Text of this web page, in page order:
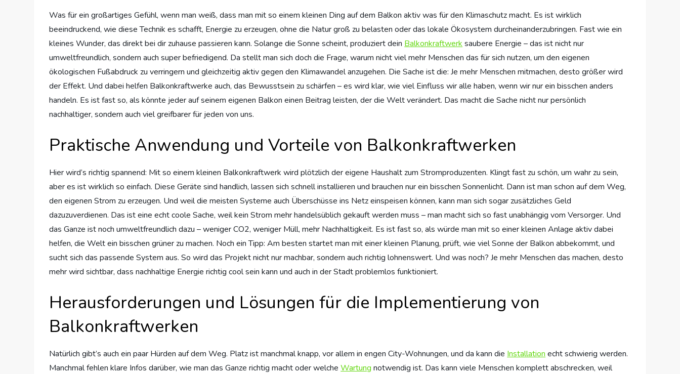
Was für ein großartiges Gefühl, wenn man weiß, dass man mit so einem kleinen Ding auf dem Balkon aktiv was für den Klimaschutz macht. Es ist wirklich
beeindruckend, wie diese Technik es schafft, Energie zu erzeugen, ohne die Natur groß zu belasten oder das lokale Ökosystem durcheinanderzubringen. Fast wie ein
kleines Wunder, das direkt bei dir zuhause passieren kann. Solange die Sonne scheint, produziert dein Balkonkraftwerk saubere Energie – das ist nicht nur
umweltfreundlich, sondern auch super befriedigend. Da stellt man sich doch die Frage, warum nicht viel mehr Menschen das für sich nutzen, um den eigenen
ökologischen Fußabdruck zu verringern und gleichzeitig aktiv gegen den Klimawandel anzugehen. Die Sache ist die: Je mehr Menschen mitmachen, desto größer wird
der Effekt. Und dabei helfen Balkonkraftwerke auch, das Bewusstsein zu schärfen – es wird klar, wie viel Einfluss wir alle haben, wenn wir nur ein bisschen anders
handeln. Es ist fast so, als könnte jeder auf seinem eigenen Balkon einen Beitrag leisten, der die Welt verändert. Das macht die Sache nicht nur persönlich
nachhaltiger, sondern auch viel greifbarer für jeden von uns.
Praktische Anwendung und Vorteile von Balkonkraftwerken
Hier wird’s richtig spannend: Mit so einem kleinen Balkonkraftwerk wird plötzlich der eigene Haushalt zum Stromproduzenten. Klingt fast zu schön, um wahr zu sein,
aber es ist wirklich so einfach. Diese Geräte sind handlich, lassen sich schnell installieren und brauchen nur ein bisschen Sonnenlicht. Dann ist man schon auf dem Weg,
den eigenen Strom zu erzeugen. Und weil die meisten Systeme auch Überschüsse ins Netz einspeisen können, kann man sich sogar zusätzliches Geld
dazuzuverdienen. Das ist eine echt coole Sache, weil kein Strom mehr handelsüblich gekauft werden muss – man macht sich so fast unabhängig vom Versorger. Und
das Ganze ist noch umweltfreundlich dazu – weniger CO2, weniger Müll, mehr Nachhaltigkeit. Es ist fast so, als würde man mit so einer kleinen Anlage aktiv dabei
helfen, die Welt ein bisschen grüner zu machen. Noch ein Tipp: Am besten startet man mit einer kleinen Planung, prüft, wie viel Sonne der Balkon abbekommt, und
sucht sich das passende System aus. So wird das Projekt nicht nur machbar, sondern auch richtig lohnenswert. Und was noch? Je mehr Menschen das machen, desto
mehr wird sichtbar, dass nachhaltige Energie richtig cool sein kann und auch in der Stadt problemlos funktioniert.
Herausforderungen und Lösungen für die Implementierung von
Balkonkraftwerken
Natürlich gibt’s auch ein paar Hürden auf dem Weg. Platz ist manchmal knapp, vor allem in engen City-Wohnungen, und da kann die Installation echt schwierig werden.
Manchmal fehlen klare Infos darüber, wie man das Ganze richtig macht oder welcheWartung notwendig ist. Das kann viele Menschen komplett abschrecken, weil